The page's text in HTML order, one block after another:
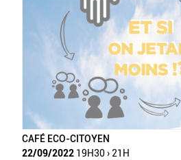
CAFÉ ECO-CITOYEN
22/09/2022 19H30 › 21H